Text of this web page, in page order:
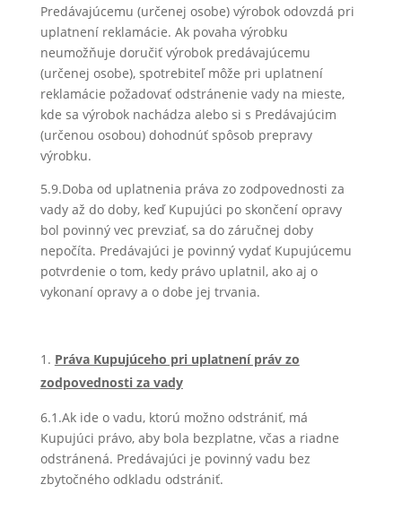
Predávajúcemu (určenej osobe) výrobok odovzdá pri
uplatnení reklamácie. Ak povaha výrobku
neumožňuje doručiť výrobok predávajúcemu
(určenej osobe), spotrebiteľ môže pri uplatnení
reklamácie požadovať odstránenie vady na mieste,
kde sa výrobok nachádza alebo si s Predávajúcim
(určenou osobou) dohodnúť spôsob prepravy
výrobku.
5.9.Doba od uplatnenia práva zo zodpovednosti za
vady až do doby, keď Kupujúci po skončení opravy
bol povinný vec prevziať, sa do záručnej doby
nepočíta. Predávajúci je povinný vydať Kupujúcemu
potvrdenie o tom, kedy právo uplatnil, ako aj o
vykonaní opravy a o dobe jej trvania.
Práva Kupujúceho pri uplatnení práv zo
zodpovednosti za vady
6.1.Ak ide o vadu, ktorú možno odstrániť, má
Kupujúci právo, aby bola bezplatne, včas a riadne
odstránená. Predávajúci je povinný vadu bez
zbytočného odkladu odstrániť.